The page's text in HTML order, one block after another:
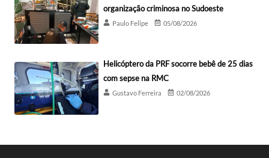
organização criminosa no Sudoeste
Paulo Felipe 05/08/2026
Helicóptero da PRF socorre bebê de 25 dias
com sepse na RMC
Gustavo Ferreira 02/08/2026